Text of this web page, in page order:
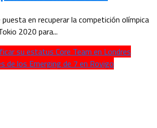
en recuperar la competición olímpica
2020 para...
su estatus Core Team en Londres
de los Emerging de 7 en Rovigo